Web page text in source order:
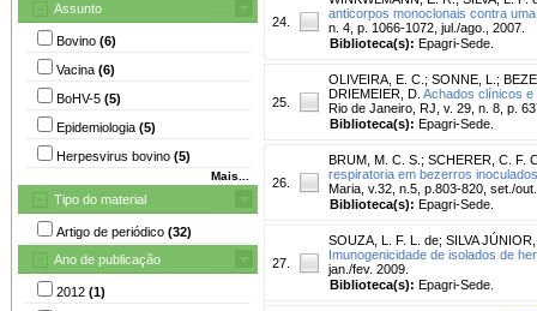
Assunto
Bovino (6)
Vacina (6)
BoHV-5 (5)
Epidemiologia (5)
Herpesvirus bovino (5)
Mais...
Tipo do material
Artigo de periódico (32)
Ano de publicação
2012 (1)
24.
anticorpos monoclonais contra
n. 4, p. 1066-1072, jul./ago., 2007.
Biblioteca(s): Epagri-Sede.
25.
OLIVEIRA, E. C. ; SONNE, L. ;
DRIEMEIER, D. Achados clínicos e
Rio de Janeiro, RJ, v. 29, n. 8, p.
Biblioteca(s): Epagri-Sede.
26.
BRUM, M. C. S. ; SCHERER, C. F.
respiratoria em bezerros
Maria, v.32, n.5, p.803-820, set./
Biblioteca(s): Epagri-Sede.
27.
SOUZA, L. F. L. de; SILVA JÚNIOR,
Imunogenicidade de isolados de
jan./fev. 2009.
Biblioteca(s): Epagri-Sede.